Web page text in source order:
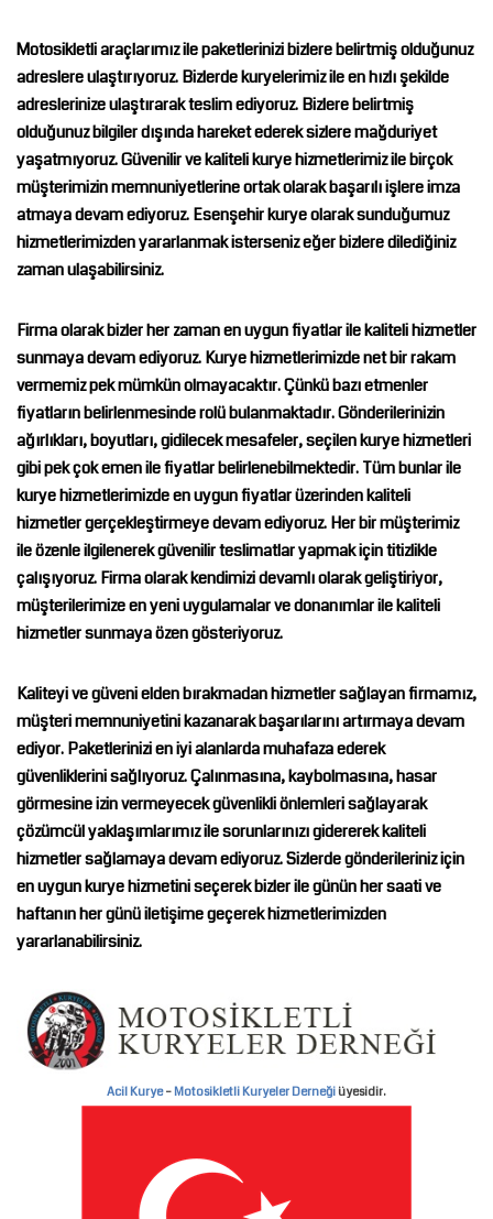
Motosikletli araçlarımız ile paketlerinizi bizlere belirtmiş olduğunuz
adreslere ulaştırıyoruz. Bizlerde kuryelerimiz ile en hızlı şekilde
adreslerinize ulaştırarak teslim ediyoruz. Bizlere belirtmiş
olduğunuz bilgiler dışında hareket ederek sizlere mağduriyet
yaşatmıyoruz. Güvenilir ve kaliteli kurye hizmetlerimiz ile birçok
müşterimizin memnuniyetlerine ortak olarak başarılı işlere imza
atmaya devam ediyoruz.Esenşehir kuryeolarak sunduğumuz
hizmetlerimizden yararlanmak isterseniz eğer bizlere dilediğiniz
zaman ulaşabilirsiniz.
Firma olarak bizler her zaman en uygun fiyatlar ile kaliteli hizmetler
sunmaya devam ediyoruz. Kurye hizmetlerimizde net bir rakam
vermemiz pek mümkün olmayacaktır. Çünkü bazı etmenler
fiyatların belirlenmesinde rolü bulanmaktadır. Gönderilerinizin
ağırlıkları, boyutları, gidilecek mesafeler, seçilen kurye hizmetleri
gibi pek çok emen ile fiyatlar belirlenebilmektedir. Tüm bunlar ile
kurye hizmetlerimizde en uygun fiyatlar üzerinden kaliteli
hizmetler gerçekleştirmeye devam ediyoruz. Her bir müşterimiz
ile özenle ilgilenerek güvenilir teslimatlar yapmak için titizlikle
çalışıyoruz. Firma olarak kendimizi devamlı olarak geliştiriyor,
müşterilerimize en yeni uygulamalar ve donanımlar ile kaliteli
hizmetler sunmaya özen gösteriyoruz.
Kaliteyi ve güveni elden bırakmadan hizmetler sağlayan firmamız,
müşteri memnuniyetini kazanarak başarılarını artırmaya devam
ediyor. Paketlerinizi en iyi alanlarda muhafaza ederek
güvenliklerini sağlıyoruz. Çalınmasına, kaybolmasına, hasar
görmesine izin vermeyecek güvenlikli önlemleri sağlayarak
çözümcül yaklaşımlarımız ile sorunlarınızı gidererek kaliteli
hizmetler sağlamaya devam ediyoruz. Sizlerde gönderileriniz için
en uygun kurye hizmetini seçerek bizler ile günün her saati ve
haftanın her günü iletişime geçerek hizmetlerimizden
yararlanabilirsiniz.
Acil Kurye–Motosikletli Kuryeler Derneğiüyesidir.